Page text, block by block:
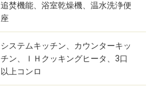
追焚機能、浴室乾燥機、温水洗浄便
座
システムキッチン、カウンターキッ
チン、ＩＨクッキングヒータ、3口
以上コンロ